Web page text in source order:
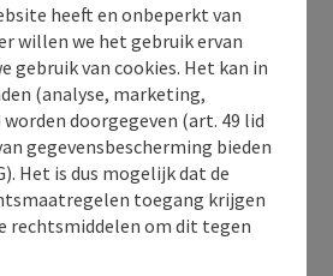
heeft en onbeperkt van
willen we het gebruik ervan
gebruik van cookies. Het kan in
(analyse, marketing,
doorgegeven (art. 49 lid
gegevensbescherming bieden
Het is dus mogelijk dat de
toegang krijgen
rechtsmiddelen om dit tegen